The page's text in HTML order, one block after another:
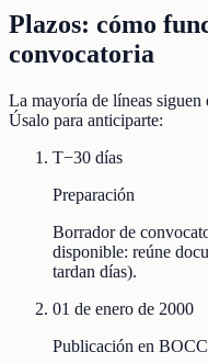
Plazos: cómo
convocatoria
La mayoría de líneas siguen
Úsalo para anticiparte:
T−30 días
Preparación
Borrador de
disponible: reúne
tardan días).
01 de enero de 2000
Publicación en